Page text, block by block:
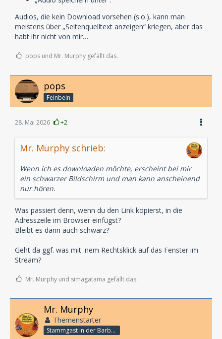
Audios, die kein Download vorsehen (s.o.), kann man
meistens über „Seitenquelltext anzeigen“ kriegen, aber das
habt ihr nicht von mir…
pops und Mr. Murphy gefällt das.
pops
Feinbein
28. Mai 2026 +2
Mr. Murphy schrieb:
Wenn ich es downloaden möchte, erscheint bei mir
ein schwarzer Bildschirm und man kann anscheinend
nur hören.
Was passiert denn, wenn du den Link kopierst, in die
Adresszeile im Browser einfügst?
Bleibt es dann auch schwarz?
Geht da ggf. was mit 'nem Rechtsklick auf das Fenster im
Stream?
Mr. Murphy und simagatama gefällt das.
Mr. Murphy
Themenstarter
Stammgast in der Barbarabar